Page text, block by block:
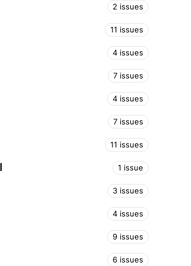
2 issues
11 issues
4 issues
7 issues
4 issues
7 issues
11 issues
1 issue
3 issues
4 issues
9 issues
6 issues